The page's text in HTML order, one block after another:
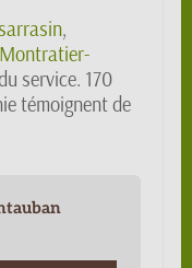
,
service. 170
témoignent de